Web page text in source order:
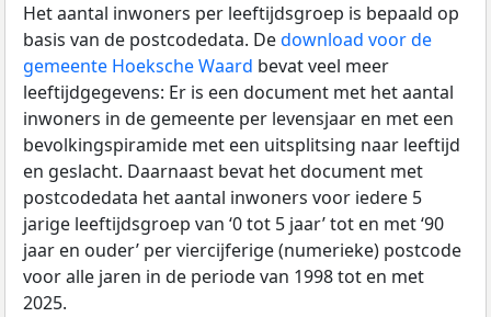
Het aantal inwoners per leeftijdsgroep is bepaald op
basis van de postcodedata. Dedownload voor de
gemeente Hoeksche Waard bevat veel meer
leeftijdgegevens: Er is een document met het aantal
inwoners in de gemeente per levensjaar en met een
bevolkingspiramide met een uitsplitsing naar leeftijd
en geslacht. Daarnaast bevat het document met
postcodedata het aantal inwoners voor iedere 5
jarige leeftijdsgroep van ‘0 tot 5 jaar’ tot en met ‘90
jaar en ouder’ per viercijferige (numerieke) postcode
voor alle jaren in de periode van 1998 tot en met
2025.